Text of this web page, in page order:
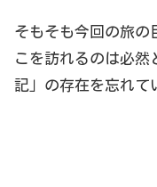
そもそも今回の旅の
こを訪れるのは必然
記」の存在を忘れて